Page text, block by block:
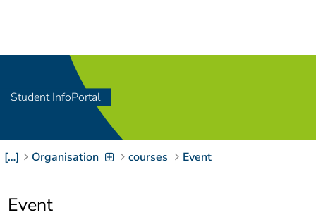
Zum Inhalt springen
[Access-Key 2
Zur Suche springen
[Access-Key 4]
Zur Hauptnavigation
Student InfoPortal
[…] Organisation courses Event
Event